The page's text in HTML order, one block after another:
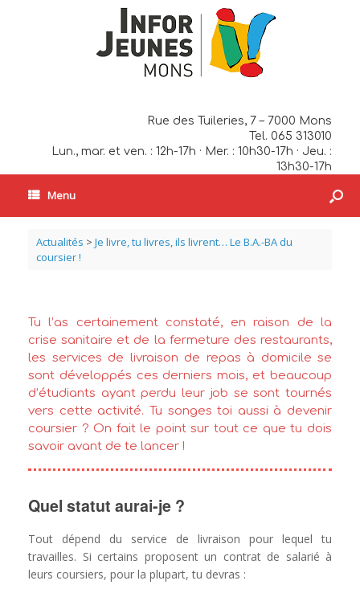
Rue des Tuileries, 7 – 7000 Mons
Tel. 065 313010
Lun., mar. et ven. : 12h-17h · Mer. : 10h30-17h · Jeu. :
13h30-17h
Menu
Actualités > Je livre, tu livres, ils livrent… Le B.A.-BA du
coursier !
Tu l’as certainement constaté, en raison de la
crise sanitaire et de la fermeture des restaurants,
les services de livraison de repas à domicile se
sont développés ces derniers mois, et beaucoup
d’étudiants ayant perdu leur job se sont tournés
vers cette activité. Tu songes toi aussi à devenir
coursier ? On fait le point sur tout ce que tu dois
savoir avant de te lancer !
Quel statut aurai-je ?
Tout dépend du service de livraison pour lequel tu
travailles. Si certains proposent un contrat de salarié à
leurs coursiers, pour la plupart, tu devras :